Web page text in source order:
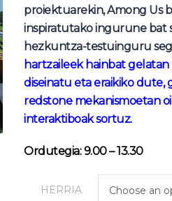
proiektuarekin, Among Us
inspiratutako ingurune bat
hezkuntza-testuinguru
hartzaileek hainbat
diseinatu eta eraikiko dute,
redstone mekanismoetan
interaktiboak sortuz.
Ordutegia: 9.00 – 13.30
HERRIA Choose an